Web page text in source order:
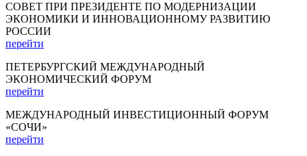
СОВЕТ ПРИ ПРЕЗИДЕНТЕ ПО МОДЕРНИЗАЦИИ
ЭКОНОМИКИ И ИННОВАЦИОННОМУ РАЗВИТИЮ
РОССИИ
перейти
ПЕТЕРБУРГСКИЙ МЕЖДУНАРОДНЫЙ
ЭКОНОМИЧЕСКИЙ ФОРУМ
перейти
МЕЖДУНАРОДНЫЙ ИНВЕСТИЦИОННЫЙ ФОРУМ
«СОЧИ»
перейти